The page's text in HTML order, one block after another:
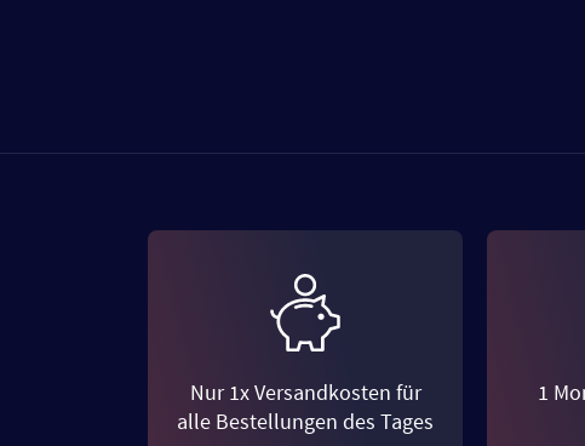
Nur 1x Versandkosten für
alle Bestellungen des Tages
1